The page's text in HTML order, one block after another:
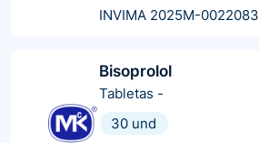
INVIMA 2025M-0022083
Bisoprolol
Tabletas -
30 und